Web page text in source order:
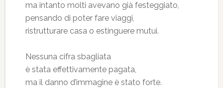
ma intanto molti avevano già festeggiato,
pensando di poter fare viaggi,
ristrutturare casa o estinguere mutui.
Nessuna cifra sbagliata
è stata effettivamente pagata,
ma il danno d’immagine è stato forte.